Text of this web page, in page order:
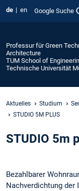
de en Google Suche
Professur für Green
Architecture
TUM School of
Technische Universität
Aktuelles Studium
STUDIO 5M PLUS
STUDIO 5m
Bezahlbarer
Nachverdichtung der